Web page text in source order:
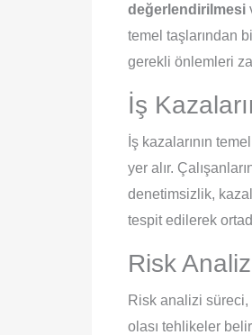
değerlendirilmesi
temel taşlarından
gerekli önlemleri
İş
İş kazalarının
yer alır.
denetimsizlik,
tespit edilerek
Risk
Risk analizi süreci,
olası tehlikeler